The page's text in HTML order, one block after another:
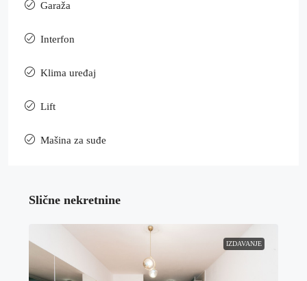
Garaža
Interfon
Klima uređaj
Lift
Mašina za suđe
Slične nekretnine
IZDAVANJE